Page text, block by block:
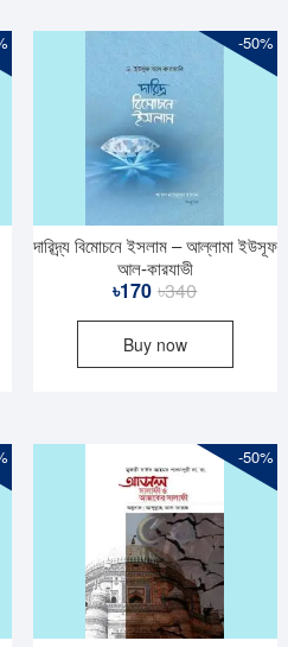
-50%
দারিদ্র্য বিমোচনে ইসলাম – আল্লামা ইউসূফ
আল-কারযাভী
৳340Original
price
৳340.
৳170
Current
price
৳170.
Buy now
-50%